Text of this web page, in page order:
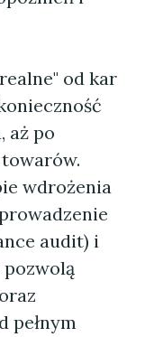
od kar
aż po
wdrożenia
audit) i
pozwolą
pełnym